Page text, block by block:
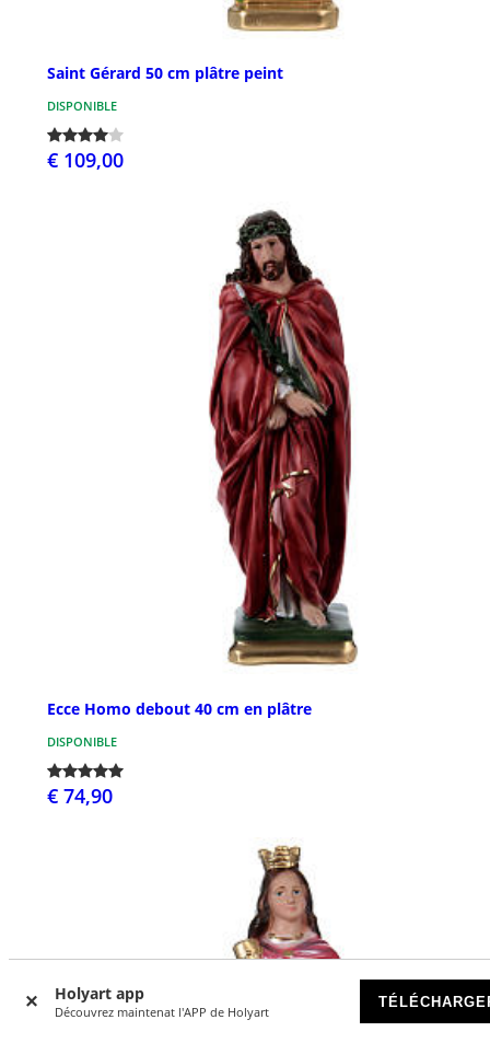
Holyart app
Découvrez maintenat l'APP de Holyart
Saint Gérard 50 cm plâtre peint
DISPONIBLE
€ 109,00
Ecce Homo debout 40 cm en plâtre
DISPONIBLE
€ 74,90